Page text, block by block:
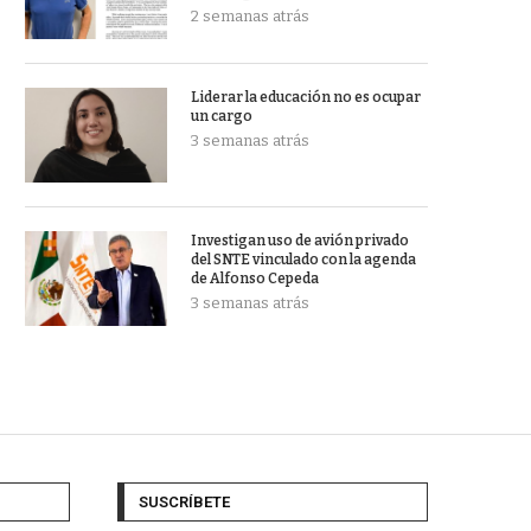
2 semanas atrás
Liderar la educación no es ocupar
un cargo
3 semanas atrás
Investigan uso de avión privado
del SNTE vinculado con la agenda
de Alfonso Cepeda
3 semanas atrás
SUSCRÍBETE